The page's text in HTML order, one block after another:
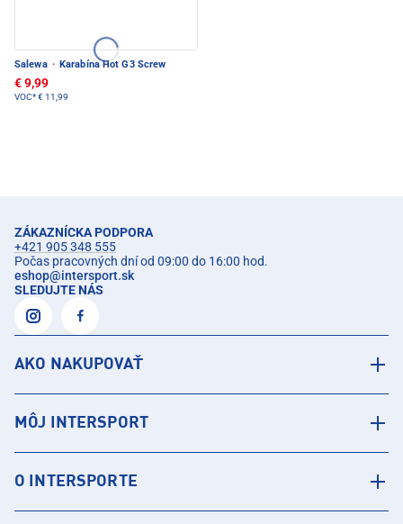
Salewa · Karabína Hot G3 Screw
€ 9,99
VOC*€ 11,99
ZÁKAZNÍCKA PODPORA
+421 905 348 555
Počas pracovných dní od 09:00 do 16:00 hod.
eshop@intersport.sk
SLEDUJTE NÁS
AKO NAKUPOVAŤ
MÔJ INTERSPORT
O INTERSPORTE